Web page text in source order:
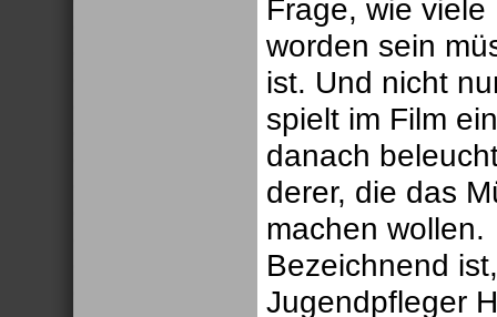
Frage, wie
worden sein
ist. Und nicht
spielt im Film
danach
derer, die das
machen wollen.
Bezeichnend
Jugendpfleger